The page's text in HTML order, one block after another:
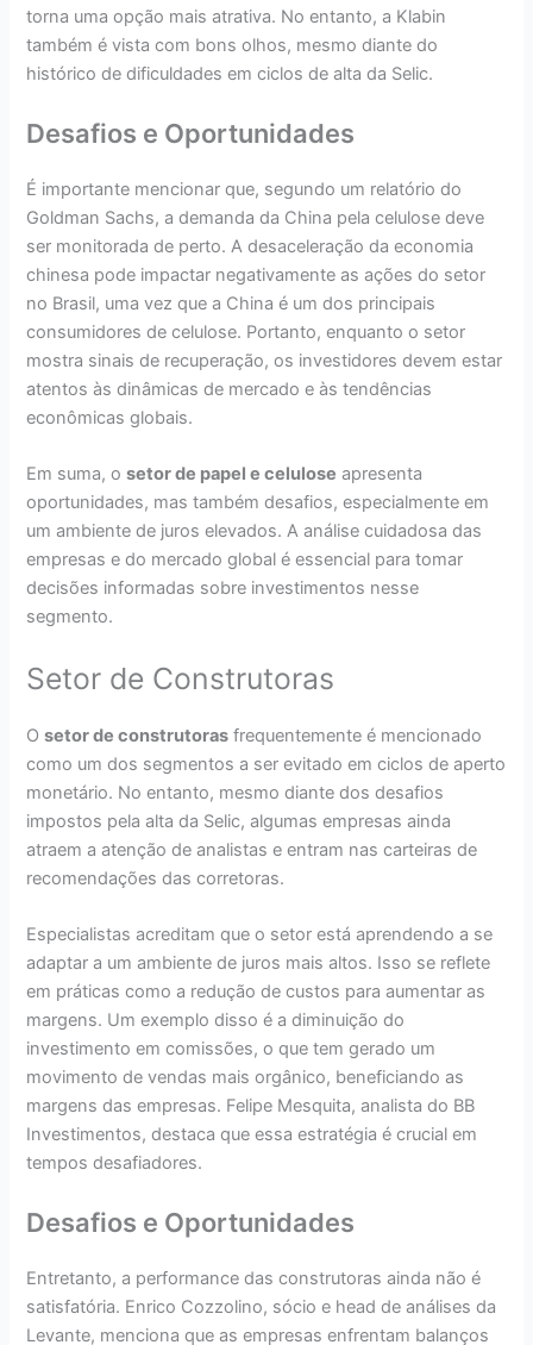
torna uma opção mais atrativa. No entanto, a Klabin
também é vista com bons olhos, mesmo diante do
histórico de dificuldades em ciclos de alta da Selic.
Desafios e Oportunidades
É importante mencionar que, segundo um relatório do
Goldman Sachs, a demanda da China pela celulose deve
ser monitorada de perto. A desaceleração da economia
chinesa pode impactar negativamente as ações do setor
no Brasil, uma vez que a China é um dos principais
consumidores de celulose. Portanto, enquanto o setor
mostra sinais de recuperação, os investidores devem estar
atentos às dinâmicas de mercado e às tendências
econômicas globais.
Em suma, osetor de papel e celulose apresenta
oportunidades, mas também desafios, especialmente em
um ambiente de juros elevados. A análise cuidadosa das
empresas e do mercado global é essencial para tomar
decisões informadas sobre investimentos nesse
segmento.
Setor de Construtoras
Osetor de construtoras frequentemente é mencionado
como um dos segmentos a ser evitado em ciclos de aperto
monetário. No entanto, mesmo diante dos desafios
impostos pela alta da Selic, algumas empresas ainda
atraem a atenção de analistas e entram nas carteiras de
recomendações das corretoras.
Especialistas acreditam que o setor está aprendendo a se
adaptar a um ambiente de juros mais altos. Isso se reflete
em práticas como a redução de custos para aumentar as
margens. Um exemplo disso é a diminuição do
investimento em comissões, o que tem gerado um
movimento de vendas mais orgânico, beneficiando as
margens das empresas. Felipe Mesquita, analista do BB
Investimentos, destaca que essa estratégia é crucial em
tempos desafiadores.
Desafios e Oportunidades
Entretanto, a performance das construtoras ainda não é
satisfatória. Enrico Cozzolino, sócio e head de análises da
Levante, menciona que as empresas enfrentam balanços